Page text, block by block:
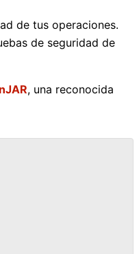
de tus operaciones.
de seguridad de
, una reconocida